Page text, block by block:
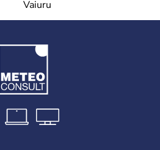
Vaiuru